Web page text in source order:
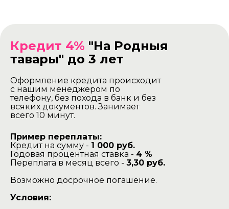
Кредит 4% "На Родныя
тавары" до 3 лет
Оформление кредита происходит
с нашим менеджером по
телефону, без похода в банк и без
всяких документов. Занимает
всего 10 минут.
Пример переплаты:
Кредит на сумму - 1 000 руб.
Годовая процентная ставка - 4 %
Переплата в месяц всего - 3,30 руб.
Возможно досрочное погашение.
Условия: